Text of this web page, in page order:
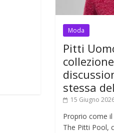
Moda
Pitti
stessa
15 Giugno
Proprio come
The Pitti Pool,